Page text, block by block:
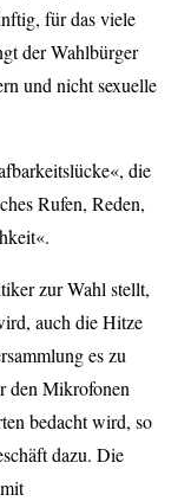
für das viele
der Wahlbürger
und nicht sexuelle
die
Rufen, Reden,
zur Wahl stellt,
auch die Hitze
es zu
den Mikrofonen
bedacht wird, so
dazu. Die